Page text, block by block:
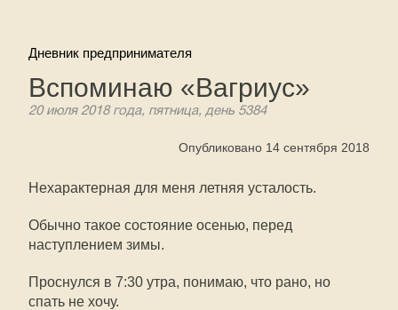
Дневник предпринимателя
Вспоминаю «Вагриус»
20 июля 2018 года, пятница, день 5384
Опубликовано 14 сентября 2018
Нехарактерная для меня летняя усталость.
Обычно такое состояние осенью, перед
наступлением зимы.
Проснулся в 7:30 утра, понимаю, что рано, но
спать не хочу.